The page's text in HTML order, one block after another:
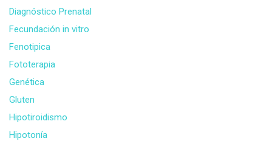
Diagnóstico Prenatal
Fecundación in vitro
Fenotipica
Fototerapia
Genética
Gluten
Hipotiroidismo
Hipotonía